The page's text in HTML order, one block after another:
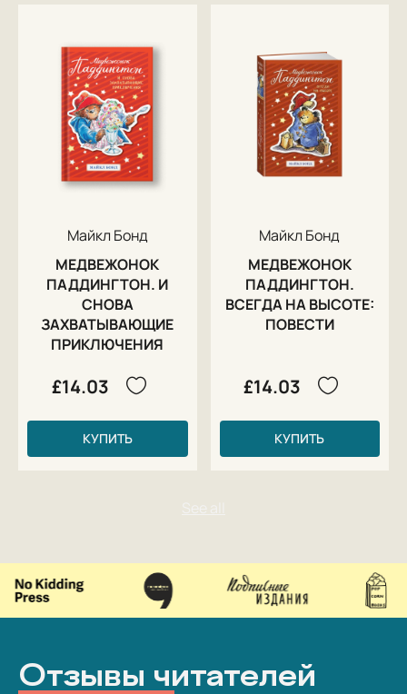
Майкл Бонд
МЕДВЕЖОНОК
ПАДДИНГТОН. И
СНОВА
ЗАХВАТЫВАЮЩИЕ
ПРИКЛЮЧЕНИЯ
£14.03
КУПИТЬ
Майкл Бонд
МЕДВЕЖОНОК
ПАДДИНГТОН.
ВСЕГДА НА ВЫСОТЕ:
ПОВЕСТИ
£14.03
КУПИТЬ
Отзывы читателей